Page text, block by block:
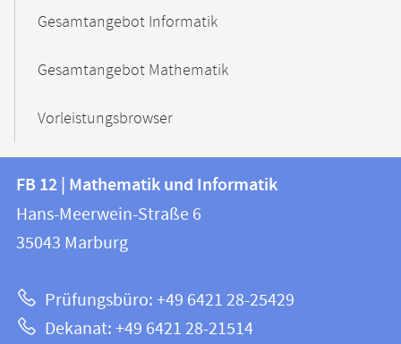
Gesamtangebot Informatik
Gesamtangebot Mathematik
Vorleistungsbrowser
Kontakt
und
Informationen
Website
FB
12
|
und
Informatik
FB 12 | Mathematik und Informatik
Hans-Meerwein-Straße 6
35043 Marburg
Prüfungsbüro: +49 6421 28-25429
Dekanat: +49 6421 28-21514